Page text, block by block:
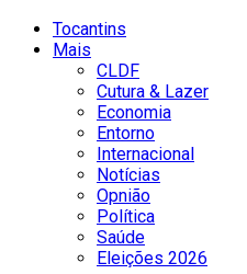
Tocantins
Mais
CLDF
Cutura & Lazer
Economia
Entorno
Internacional
Notícias
Opnião
Política
Saúde
Eleições 2026